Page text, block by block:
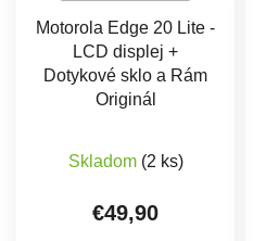
Motorola Edge 20 Lite -
LCD displej +
Dotykové sklo a Rám
Originál
Priemerné
Skladom (2 ks)
€49,90